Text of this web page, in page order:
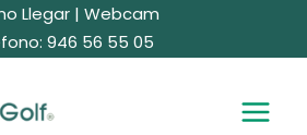
Llegar| Webcam
946 56 55 05